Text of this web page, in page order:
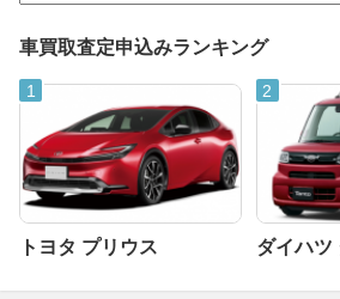
車買取査定申込みランキング
トヨタ プリウス ダイハツ